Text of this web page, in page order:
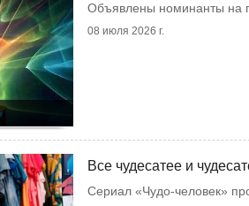
Объявлены номинанты
08 июля 2026 г.
Все чудесатее и
Сериал «Чудо-человек»